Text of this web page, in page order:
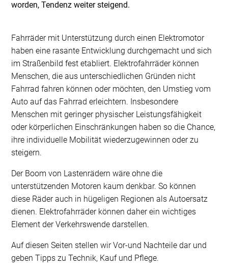
worden, Tendenz weiter steigend.
Fahrräder mit Unterstützung durch einen Elektromotor
haben eine rasante Entwicklung durchgemacht und sich
im Straßenbild fest etabliert. Elektrofahrräder können
Menschen, die aus unterschiedlichen Gründen nicht
Fahrrad fahren können oder möchten, den Umstieg vom
Auto auf das Fahrrad erleichtern. Insbeson­dere
Menschen mit geringer physischer Leistungsfähig­keit
oder körperlichen Einschränkungen haben so die Chance,
ihre individuelle Mobilität wiederzugewinnen oder zu
steigern.
Der Boom von Lastenrädern wäre ohne die
unterstützenden Motoren kaum denkbar. So können
diese Räder auch in hügeligen Regionen als Autoersatz
dienen. Elektrofahrräder können daher ein wichtiges
Element der Verkehrswende darstellen.
Auf diesen Seiten stellen wir Vor-und Nachteile dar und
geben Tipps zu Technik, Kauf und Pflege.